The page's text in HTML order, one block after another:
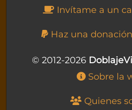
Invítame a un
Haz una
© 2012-2026
Sobre la
Quienes